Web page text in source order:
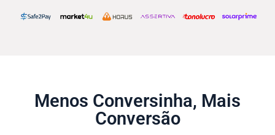
Menos Conversinha, Mais
Conversão